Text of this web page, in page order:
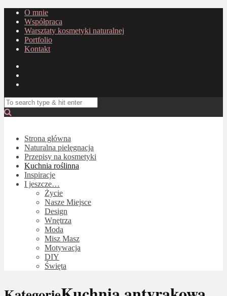
O mnie
Współpraca
Warsztaty kosmetyki naturalnej
Portfolio
Kontakt
Strona główna
Naturalna pielęgnacja
Przepisy na kosmetyki
Kuchnia roślinna
Inspiracje
I jeszcze…
Życie
Nasze Miejsce
Design
Wnętrza
Moda
Misz Masz
Motywacja
DIY
Święta